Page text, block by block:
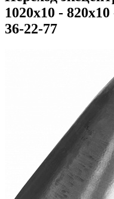
1020х10 -
36-22-77